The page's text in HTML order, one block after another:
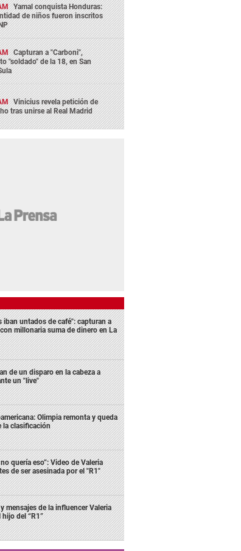
Yamal conquista Honduras:
de niños fueron inscritos
Capturan a "Carboni",
"soldado" de la 18, en San
Vinicius revela petición de
tras unirse al Real Madrid
iban untados de café": capturan a
millonaria suma de dinero en La
de un disparo en la cabeza a
un "live"
Olimpia remonta y queda
la clasificación
quería eso”: Video de Valeria
de ser asesinada por el "R1"
mensajes de la influencer Valeria
del “R1”